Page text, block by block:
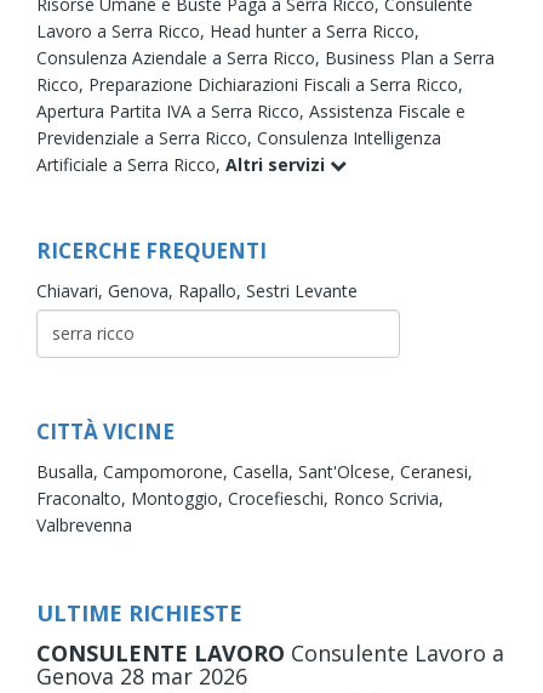
Lavoro a Serra Ricco, Head hunter a Serra Ricco,
Consulenza Aziendale a Serra Ricco, Business Plan a Serra
Ricco, Preparazione Dichiarazioni Fiscali a Serra Ricco,
Apertura Partita IVA a Serra Ricco, Assistenza Fiscale e
Previdenziale a Serra Ricco, Consulenza Intelligenza
Artificiale a Serra Ricco, Altri servizi
RICERCHE FREQUENTI
Chiavari, Genova, Rapallo, Sestri Levante
CITTÀ VICINE
Busalla, Campomorone, Casella, Sant'Olcese, Ceranesi,
Fraconalto, Montoggio, Crocefieschi, Ronco Scrivia,
Valbrevenna
ULTIME RICHIESTE
CONSULENTE LAVORO Consulente Lavoro a
Genova 28 mar 2026